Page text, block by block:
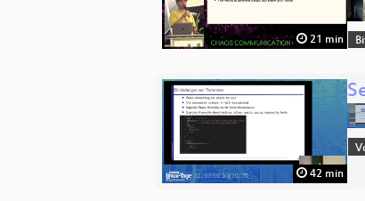
21 min
42 min